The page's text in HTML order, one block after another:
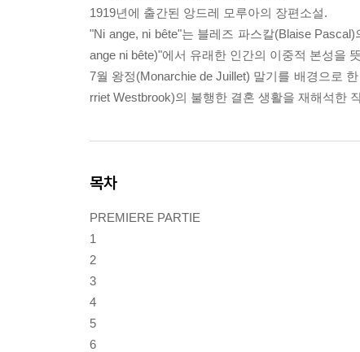
1919년에 출간된 앙드레 모루아의 장편소설.
"Ni ange, ni bête"는 블레즈 파스칼(Blaise
ange ni bête)"에서 유래한 인간의 이중적 본성을
7월 왕정(Monarchie de Juillet) 말기를 배경으로
rriet Westbrook)의 불행한 결혼 생활을 재해석한
목차
PREMIERE PARTIE
1
2
3
4
5
6